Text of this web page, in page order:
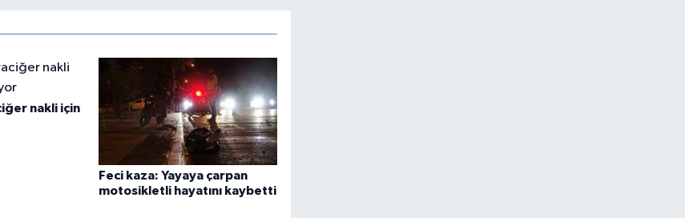
nakli için
Feci kaza: Yayaya çarpan
motosikletli hayatını kaybetti